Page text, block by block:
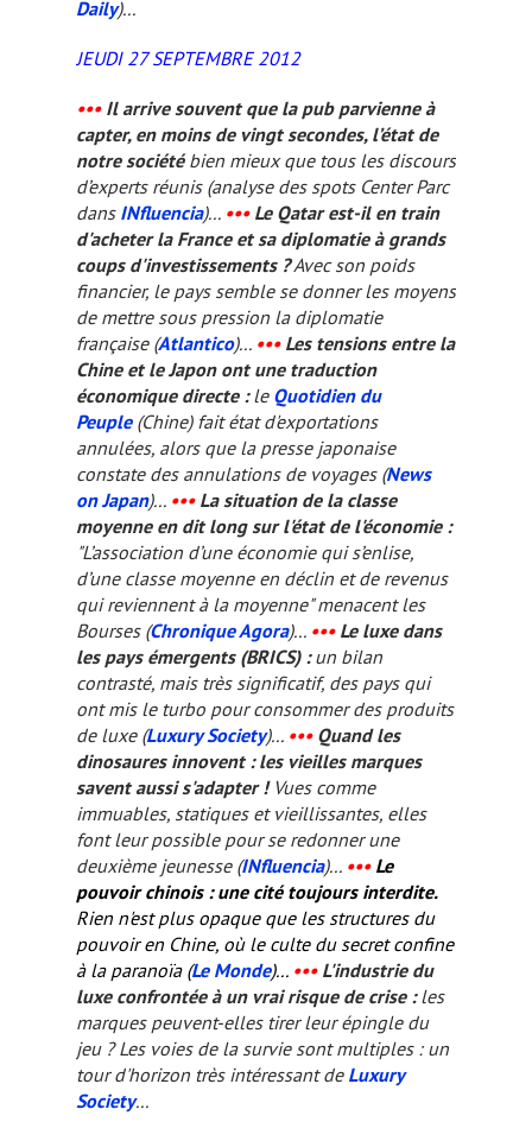
Daily)...
JEUDI 27 SEPTEMBRE 2012
•••Il arrive souvent que la pub parvienne à
capter, en moins de vingt secondes, l’état de
notre sociétébien mieux que tous les discours
d’experts réunis (analyse des spots Center Parc
dans INfluencia)... •••Le Qatar est-il en train
d'acheter la France et sa diplomatie à grands
coups d'investissements ?Avec son poids
financier, le pays semble se donner les moyens
de mettre sous pression la diplomatie
française (Atlantico)... •••Les tensions entre la
Chine et le Japon ont une traduction
économique directe :le Quotidien du
Peuple(Chine) fait état d'exportations
annulées, alors que la presse japonaise
constate des annulations de voyages (News
on Japan)... •••La situation de la classe
moyenne en dit long sur l'état de l'économie :
"L’association d’une économie qui s’enlise,
d’une classe moyenne en déclin et de revenus
qui reviennent à la moyenne" menacent les
Bourses (Chronique Agora)... •••Le luxe dans
les pays émergents (BRICS) :un bilan
contrasté, mais très significatif, des pays qui
ont mis le turbo pour consommer des produits
de luxe (Luxury Society)... •••Quand les
dinosaures innovent : les vieilles marques
savent aussi s'adapter !Vues comme
immuables, statiques et vieillissantes, elles
font leur possible pour se redonner une
deuxième jeunesse (INfluencia)... ••• Le
pouvoir chinois : une cité toujours interdite.
Rien n'est plus opaque que les structures du
pouvoir en Chine, où le culte du secret confine
à la paranoïa (Le Monde)... •••L'industrie du
luxe confrontée à un vrai risque de crise :les
marques peuvent-elles tirer leur épingle du
jeu ? Les voies de la survie sont multiples : un
tour d'horizon très intéressant de Luxury
Society...